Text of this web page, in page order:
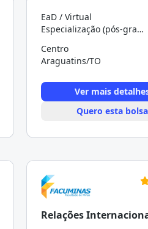
EaD / Virtual
Especialização (pós-graduação)
Centro
Araguatins/TO
Ver mais
Quero esta bolsa
Relações